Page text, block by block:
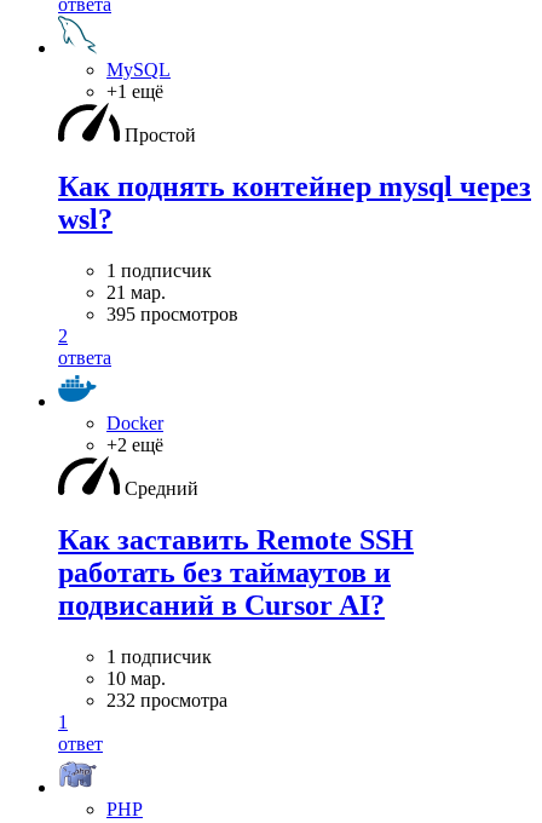
ответа
MySQL
+1 ещё
Простой
Как поднять контейнер mysql через
wsl?
1 подписчик
21 мар.
395 просмотров
2
ответа
Docker
+2 ещё
Средний
Как заставить Remote SSH
работать без таймаутов и
подвисаний в Cursor AI?
1 подписчик
10 мар.
232 просмотра
1
ответ
PHP